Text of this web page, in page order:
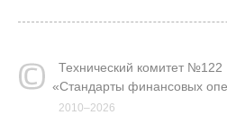
Технический комитет №122
«Стандарты финансовых
2010–2026